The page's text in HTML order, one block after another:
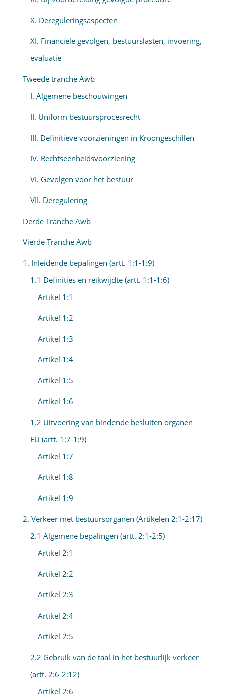
X. Dereguleringsaspecten
XI. Financiele gevolgen, bestuurslasten, invoering,
evaluatie
Tweede tranche Awb
I. Algemene beschouwingen
II. Uniform bestuursprocesrecht
III. Definitieve voorzieningen in Kroongeschillen
IV. Rechtseenheidsvoorziening
VI. Gevolgen voor het bestuur
VII. Deregulering
Derde Tranche Awb
Vierde Tranche Awb
1. Inleidende bepalingen (artt. 1:1-1:9)
1.1 Definities en reikwijdte (artt. 1:1-1:6)
Artikel 1:1
Artikel 1:2
Artikel 1:3
Artikel 1:4
Artikel 1:5
Artikel 1:6
1.2 Uitvoering van bindende besluiten organen
EU (artt. 1:7-1:9)
Artikel 1:7
Artikel 1:8
Artikel 1:9
2. Verkeer met bestuursorganen (Artikelen 2:1-2:17)
2.1 Algemene bepalingen (artt. 2:1-2:5)
Artikel 2:1
Artikel 2:2
Artikel 2:3
Artikel 2:4
Artikel 2:5
2.2 Gebruik van de taal in het bestuurlijk verkeer
(artt. 2:6-2:12)
Artikel 2:6